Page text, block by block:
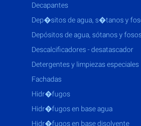
decapantes
dep�sitos de agua, s�tanos y
depósitos de agua, sótanos y
descalcificadores - desatascador
detergentes y limpiezas especiales
fachadas
hidr�fugos
hidr�fugos en base agua
hidr�fugos en base disolvente